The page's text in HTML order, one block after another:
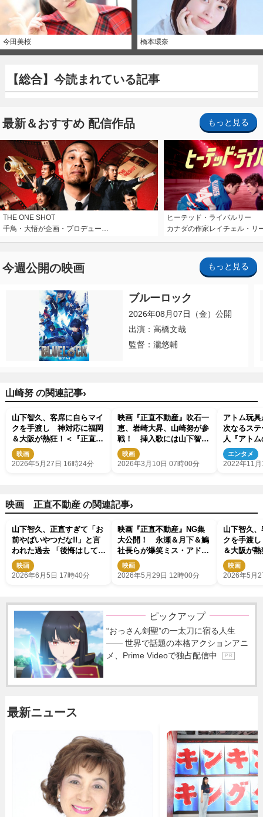
今田美桜 橋本環奈
【総合】今読まれている記事
最新＆おすすめ 配信作品 もっと見る
THE ONE SHOT
千鳥・大悟が企画・プロデュー…
ヒーテッド・ライバルリー
カナダの作家レイチェル・リ
今週公開の映画 もっと見る
ブルーロック
2026年08月07日（金）公開
出演：高橋文哉
監督：瀧悠輔
山崎努 の関連記事›
山下智久、客席に自らマイ
クを手渡し 神対応に福岡
＆大阪が熱狂！＜『正直不
動産』出張舞台挨拶レポー
ト＞
映画
2026年5月27日 16時24分
映画『正直不動産』吹石一
恵、岩崎大昇、山崎努が参
戦！ 挿入歌には山下智久
×ENHYPEN・JUNGWON
映画
2026年3月10日 07時00分
アトム玩
次なるス
人『アト
努、麻生
ら出演
エンタメ
2022年11
映画 正直不動産 の関連記事›
山下智久、正直すぎて「お
前やばいやつだな!!」と言
われた過去 「後悔はしてな
いです」
映画
2026年6月5日 17時40分
映画『正直不動産』NG集
大公開！ 永瀬＆月下＆鵤
社長らが爆笑ミス・アドリ
ブ連発 山下智久の“風”指
導も
映画
2026年5月29日 12時00分
山下智久
クを手渡
＆大阪が
動産』出
ト＞
映画
2026年5月
ピックアップ
“おっさん剣聖”の一太刀に宿る人生
―― 世界で話題の本格アクションアニ
メ、Prime Videoで独占配信中
P R
最新ニュース